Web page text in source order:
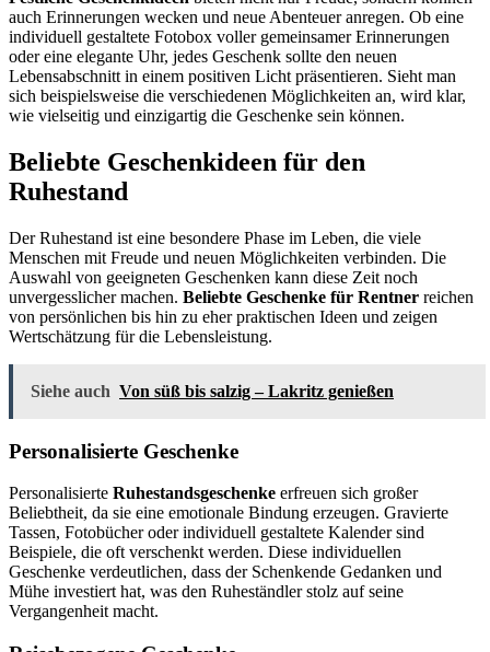
auch Erinnerungen wecken und neue Abenteuer anregen. Ob eine
individuell gestaltete Fotobox voller gemeinsamer Erinnerungen
oder eine elegante Uhr, jedes Geschenk sollte den neuen
Lebensabschnitt in einem positiven Licht präsentieren. Sieht man
sich beispielsweise die verschiedenen Möglichkeiten an, wird klar,
wie vielseitig und einzigartig die Geschenke sein können.
Beliebte Geschenkideen für den
Ruhestand
Der Ruhestand ist eine besondere Phase im Leben, die viele
Menschen mit Freude und neuen Möglichkeiten verbinden. Die
Auswahl von geeigneten Geschenken kann diese Zeit noch
unvergesslicher machen. Beliebte Geschenke für Rentner reichen
von persönlichen bis hin zu eher praktischen Ideen und zeigen
Wertschätzung für die Lebensleistung.
Siehe auch Von süß bis salzig – Lakritz genießen
Personalisierte Geschenke
Personalisierte Ruhestandsgeschenke erfreuen sich großer
Beliebtheit, da sie eine emotionale Bindung erzeugen. Gravierte
Tassen, Fotobücher oder individuell gestaltete Kalender sind
Beispiele, die oft verschenkt werden. Diese individuellen
Geschenke verdeutlichen, dass der Schenkende Gedanken und
Mühe investiert hat, was den Ruheständler stolz auf seine
Vergangenheit macht.